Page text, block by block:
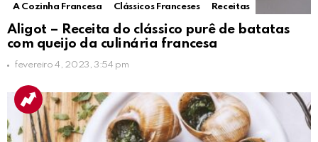
A Cozinha Francesa
Clássicos Franceses Receitas
Aligot – Receita do clássico purê de batatas
com queijo da culinária francesa
fevereiro 4, 2023, 3:54 pm